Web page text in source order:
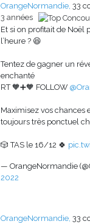
OrangeNormandie, 33
3 années
Et si on profitait de Noël
l’heure ? 😆
Tentez de gagner un
enchanté
RT 🧡➕🧡 FOLLOW
Maximisez vos chances
toujours très ponctuel
🎲 TAS le 16/12 🍀
— OrangeNormandie
2022
OrangeNormandie, 33